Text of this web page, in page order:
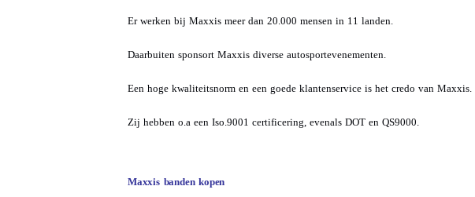
Er werken bij Maxxis meer dan 20.000 mensen in 11 landen.
Daarbuiten sponsort Maxxis diverse autosportevenementen.
Een hoge kwaliteitsnorm en een goede klantenservice is het credo van Maxxis.
Zij hebben o.a een Iso.9001 certificering, evenals DOT en QS9000.
Maxxis banden kopen